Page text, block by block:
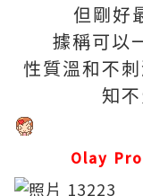
但剛好
據稱可以
性質溫和不
知
Olay